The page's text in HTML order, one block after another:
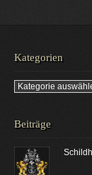
Kategorien
Kategorien
Beiträge